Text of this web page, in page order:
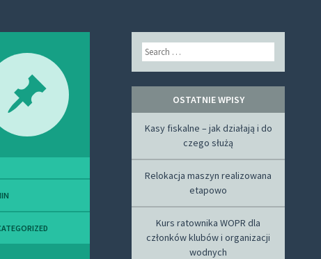
Search
OSTATNIE WPISY
Kasy fiskalne – jak działają i do
czego służą
Relokacja maszyn realizowana
etapowo
Kurs ratownika WOPR dla
członków klubów i organizacji
wodnych